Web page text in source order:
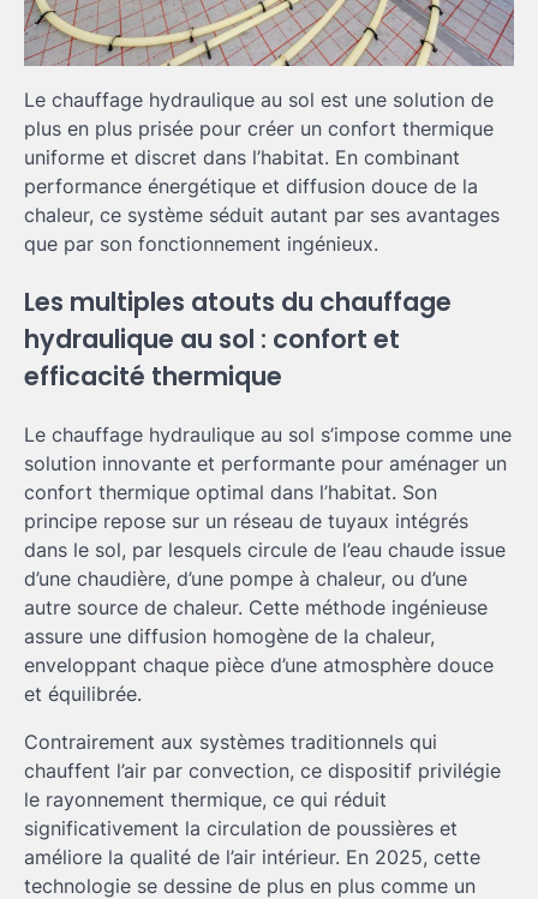
Le chauffage hydraulique au sol est une solution de
plus en plus prisée pour créer un confort thermique
uniforme et discret dans l’habitat. En combinant
performance énergétique et diffusion douce de la
chaleur, ce système séduit autant par ses avantages
que par son fonctionnement ingénieux.
Les multiples atouts du chauffage
hydraulique au sol : confort et
efficacité thermique
Le chauffage hydraulique au sol s’impose comme une
solution innovante et performante pour aménager un
confort thermique optimal dans l’habitat. Son
principe repose sur un réseau de tuyaux intégrés
dans le sol, par lesquels circule de l’eau chaude issue
d’une chaudière, d’une pompe à chaleur, ou d’une
autre source de chaleur. Cette méthode ingénieuse
assure une diffusion homogène de la chaleur,
enveloppant chaque pièce d’une atmosphère douce
et équilibrée.
Contrairement aux systèmes traditionnels qui
chauffent l’air par convection, ce dispositif privilégie
le rayonnement thermique, ce qui réduit
significativement la circulation de poussières et
améliore la qualité de l’air intérieur. En 2025, cette
technologie se dessine de plus en plus comme un